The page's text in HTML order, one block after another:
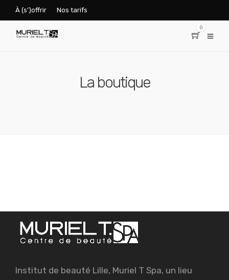
À (s’)offrir Nos tarifs
0
La boutique
Institut de beauté Lille, Muriel T Spa, un lieu